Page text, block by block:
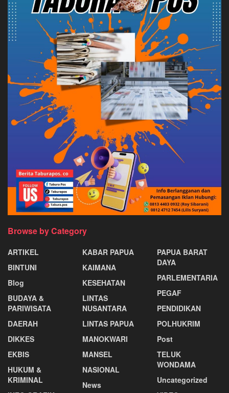
Browse by Category
ARTIKEL
BINTUNI
Blog
BUDAYA &
PARIWISATA
DAERAH
DIKKES
EKBIS
HUKUM &
KRIMINAL
KABAR PAPUA
KAIMANA
KESEHATAN
LINTAS
NUSANTARA
LINTAS PAPUA
MANOKWARI
MANSEL
NASIONAL
News
PAPUA BARAT
DAYA
PARLEMENTARIA
PEGAF
PENDIDIKAN
POLHUKRIM
Post
TELUK
WONDAMA
Uncategorized